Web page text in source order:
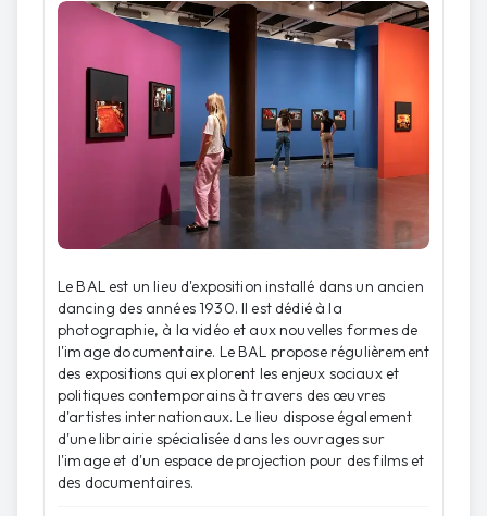
Le BAL est un lieu d'exposition installé dans un ancien
dancing des années 1930. Il est dédié à la
photographie, à la vidéo et aux nouvelles formes de
l'image documentaire. Le BAL propose régulièrement
des expositions qui explorent les enjeux sociaux et
politiques contemporains à travers des œuvres
d'artistes internationaux. Le lieu dispose également
d'une librairie spécialisée dans les ouvrages sur
l'image et d'un espace de projection pour des films et
des documentaires.